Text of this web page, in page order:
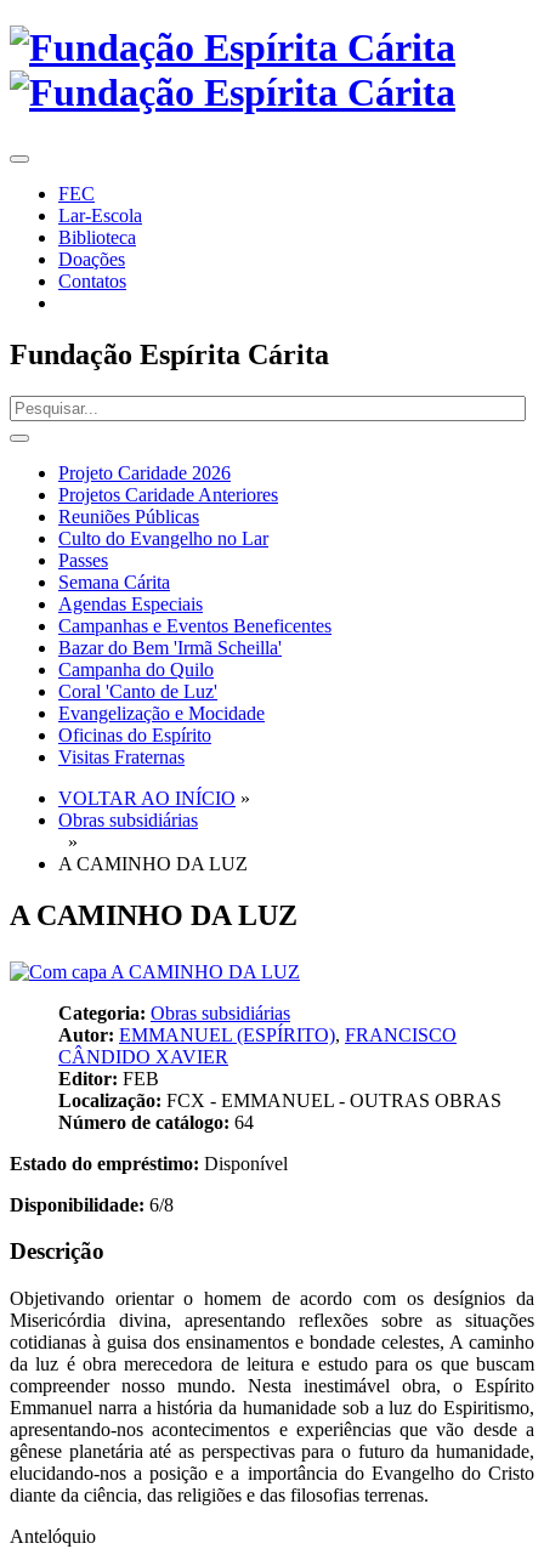
FEC
Lar-Escola
Biblioteca
Doações
Contatos
Fundação Espírita Cárita
Projeto Caridade 2026
Projetos Caridade Anteriores
Reuniões Públicas
Culto do Evangelho no Lar
Passes
Semana Cárita
Agendas Especiais
Campanhas e Eventos Beneficentes
Bazar do Bem 'Irmã Scheilla'
Campanha do Quilo
Coral 'Canto de Luz'
Evangelização e Mocidade
Oficinas do Espírito
Visitas Fraternas
VOLTAR AO INÍCIO »
Obras subsidiárias
»
A CAMINHO DA LUZ
A CAMINHO DA LUZ
Categoria: Obras subsidiárias
Autor: EMMANUEL (ESPÍRITO), FRANCISCO
CÂNDIDO XAVIER
Editor: FEB
Localização: FCX - EMMANUEL - OUTRAS OBRAS
Número de catálogo: 64
Estado do empréstimo: Disponível
Disponibilidade: 6/8
Descrição
Objetivando orientar o homem de acordo com os desígnios da
Misericórdia divina, apresentando reflexões sobre as situações
cotidianas à guisa dos ensinamentos e bondade celestes, A caminho
da luz é obra merecedora de leitura e estudo para os que buscam
compreender nosso mundo. Nesta inestimável obra, o Espírito
Emmanuel narra a história da humanidade sob a luz do Espiritismo,
apresentando-nos acontecimentos e experiências que vão desde a
gênese planetária até as perspectivas para o futuro da humanidade,
elucidando-nos a posição e a importância do Evangelho do Cristo
diante da ciência, das religiões e das filosofias terrenas.
Antelóquio